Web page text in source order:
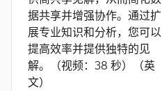
据共享并增强协作。通过扩
展专业知识和分析，您可以
提高效率并提供独特的见
解。（视频：38 秒）（英
文）